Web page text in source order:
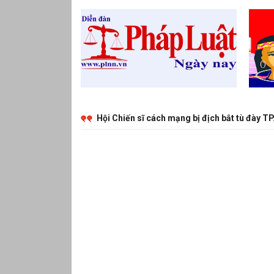
Hội Chiến sĩ cách mạng bị địch bắt tù đày TP.HCM về nguồn, trồng “Vườn cây Đại đoàn kết” tại Côn ĐảoTướng cướp Điềm Khắc